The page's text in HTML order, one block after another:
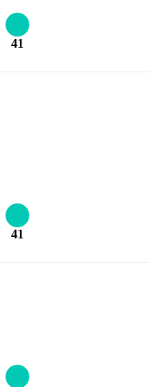
41
41